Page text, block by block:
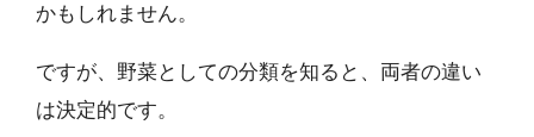
かもしれません。
ですが、野菜としての分類を知ると、両者の違い
は決定的です。